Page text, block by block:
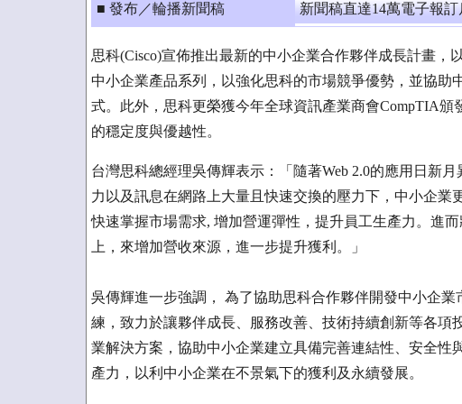
■ 發布／輪播新聞稿 新聞稿直達14萬電子報訂
思科(Cisco)宣佈推出最新的中小企業合作夥伴成長計畫，
中小企業產品系列，以強化思科的市場競爭優勢，並協助
式。此外，思科更榮獲今年全球資訊產業商會CompTIA
的穩定度與優越性。
台灣思科總經理吳傳輝表示：「隨著Web 2.0的應用日新
力以及訊息在網路上大量且快速交換的壓力下，中小企業
快速掌握市場需求, 增加營運彈性，提升員工生產力。進
上，來增加營收來源，進一步提升獲利。」
吳傳輝進一步強調， 為了協助思科合作夥伴開發中小企業
練，致力於讓夥伴成長、服務改善、技術持續創新等各項
業解決方案，協助中小企業建立具備完善連結性、安全性
產力，以利中小企業在不景氣下的獲利及永續發展。